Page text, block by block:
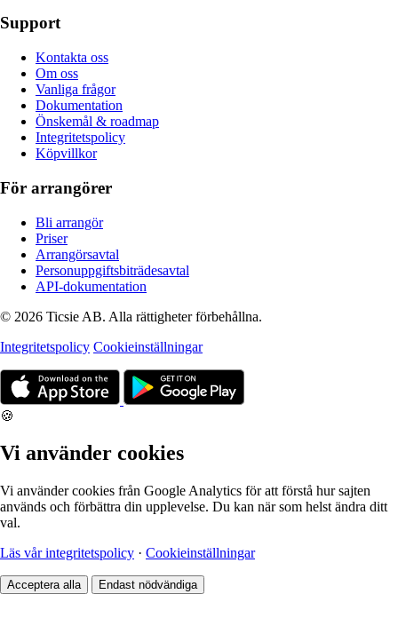
Support
Kontakta oss
Om oss
Vanliga frågor
Dokumentation
Önskemål & roadmap
Integritetspolicy
Köpvillkor
För arrangörer
Bli arrangör
Priser
Arrangörsavtal
Personuppgiftsbiträdesavtal
API-dokumentation
© 2026 Ticsie AB. Alla rättigheter förbehållna.
Integritetspolicy Cookieinställningar
🍪
Vi använder cookies
Vi använder cookies från Google Analytics för att förstå hur sajten
används och förbättra din upplevelse. Du kan när som helst ändra ditt
val.
Läs vår integritetspolicy · Cookieinställningar
Acceptera alla Endast nödvändiga